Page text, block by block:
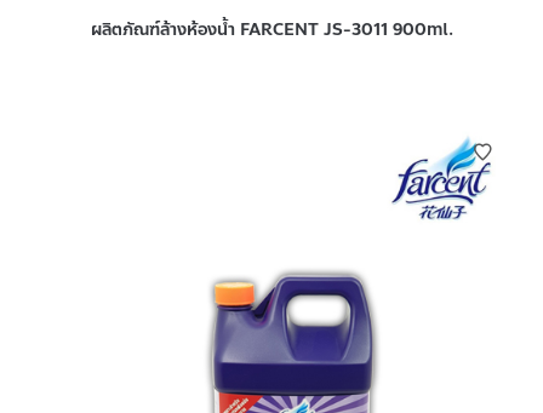
ผลิตภัณฑ์ล้างห้องน้ำ FARCENT JS-3011 900ml.